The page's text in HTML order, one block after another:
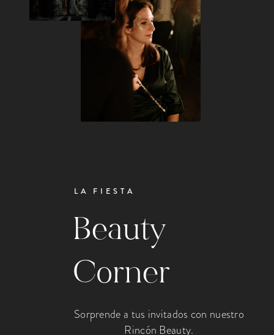
LA FIESTA
Beauty
Corner
Sorprende a tus invitados con nuestro
Rincón Beauty.